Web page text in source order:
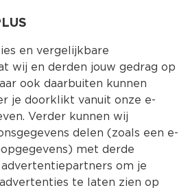
Kies jouw
Producten
en vergelijkbare
wij en derden jouw gedrag op
ook daarbuiten kunnen
je doorklikt vanuit onze e-
Verder kunnen wij
delen (zoals een e-
met derde
om je
te laten zien op